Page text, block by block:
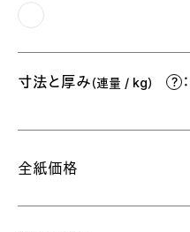
寸法と厚み（連量 / kg） ：
全紙価格